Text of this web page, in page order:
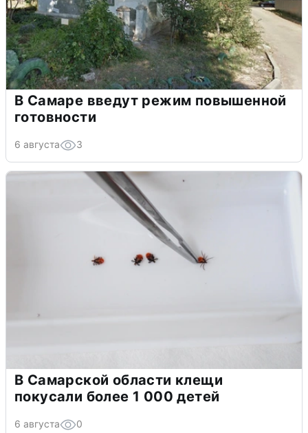
В Самаре введут режим повышенной
готовности
6 августа 3
В Самарской области клещи
покусали более 1 000 детей
6 августа 0